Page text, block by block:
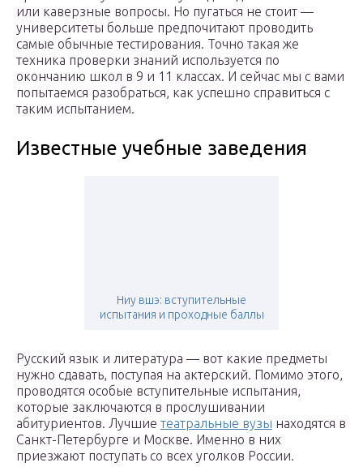
или каверзные вопросы. Но пугаться не стоит —
университеты больше предпочитают проводить
самые обычные тестирования. Точно такая же
техника проверки знаний используется по
окончанию школ в 9 и 11 классах. И сейчас мы с вами
попытаемся разобраться, как успешно справиться с
таким испытанием.
Известные учебные заведения
Ниу вшэ: вступительные
испытания и проходные баллы
Русский язык и литература — вот какие предметы
нужно сдавать, поступая на актерский. Помимо этого,
проводятся особые вступительные испытания,
которые заключаются в прослушивании
абитуриентов. Лучшие театральные вузы находятся в
Санкт-Петербурге и Москве. Именно в них
приезжают поступать со всех уголков России.